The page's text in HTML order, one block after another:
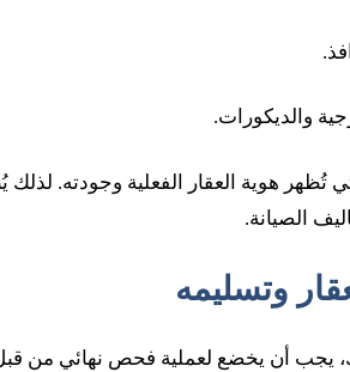
والديكورات.
تُظهر هوية العقار الفعلية وجودته. لذلك
الصيانة.
وتسليمه
يجب أن يخضع لعملية فحص نهائي من